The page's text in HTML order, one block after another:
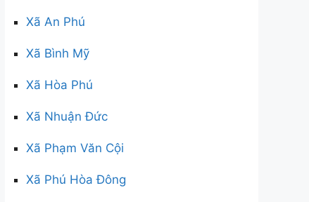
Xã An Phú
Xã Bình Mỹ
Xã Hòa Phú
Xã Nhuận Đức
Xã Phạm Văn Cội
Xã Phú Hòa Đông